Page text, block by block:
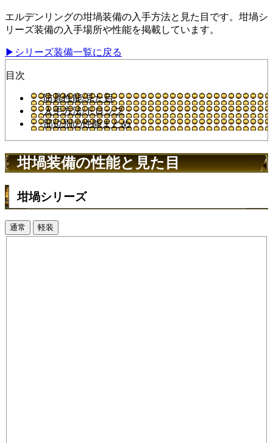
エルデンリングの坩堝装備の入手方法と見た目です。坩堝シ
リーズ装備の入手場所や性能を掲載しています。
▶シリーズ装備一覧に戻る
目次
防具性能/見た目
入手方法/ドロップ
部位別の性能まとめ
坩堝装備の性能と見た目
坩堝シリーズ
通常 軽装